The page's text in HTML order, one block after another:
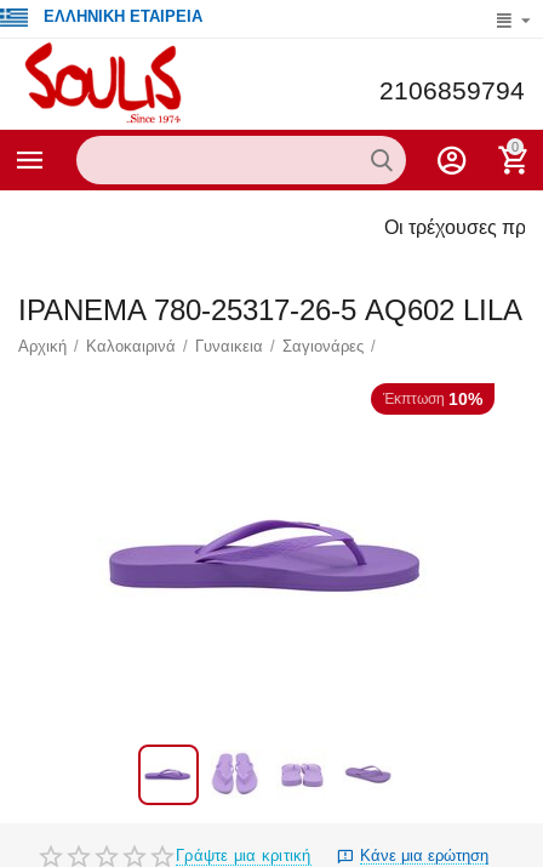
ΕΛΛΗΝΙΚΗ ΕΤΑΙΡΕΙΑ
2106859794
0
Οι τρέχουσες προσφορές
IPANEMA 780-25317-26-5 ΑQ602 LILA
Αρχική / Καλοκαιρινά / Γυναικεια / Σαγιονάρες /
Έκπτωση 10%
Γράψτε μια κριτική
Κάνε μια ερώτηση